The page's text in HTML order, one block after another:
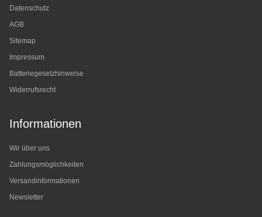
Datenschutz
AGB
Sitemap
Impressum
Batteriegesetzhinweise
Widerrufsrecht
Informationen
Wir über uns
Zahlungsmöglichkeiten
Versandinformationen
Newsletter